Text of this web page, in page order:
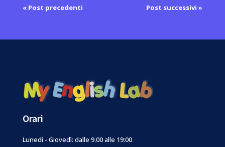
« Post precedenti Post successivi »
Orari
Lunedì - Giovedì: dalle 9.00 alle 19:00